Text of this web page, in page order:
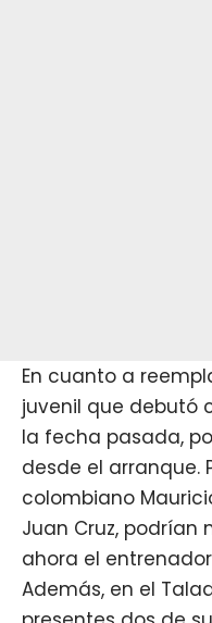
En cuanto a
juvenil que debutó
la fecha pasada,
desde el arranque.
colombiano
Juan Cruz, podrían
ahora el
Además, en el